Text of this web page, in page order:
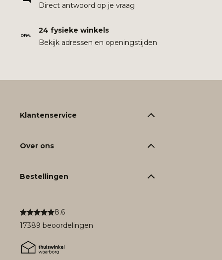
Direct antwoord op je vraag
24 fysieke winkels
Bekijk adressen en openingstijden
8.6
17389 beoordelingen
Klantenservice
Over ons
Bestellingen